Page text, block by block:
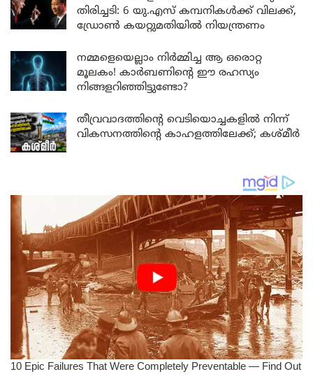
തിരിച്ചടി: 6 യു.എസ് കമ്പനികൾക്ക് വിലക്ക്,
ഡ്രോൺ കയറ്റുമതിയിൽ നിയന്ത്രണം
നമ്മളെയെല്ലാം നിർമ്മിച്ച ആ ഒരൊറ്റ
മൂലകം! കാർബണിന്റെ ഈ രഹസ്യം
നിങ്ങളറിഞ്ഞിട്ടുണ്ടോ?
തീവ്രവാദത്തിന്റെ വെടിയൊച്ചകളിൽ നിന്ന്
വികസനത്തിന്റെ കാഹളത്തിലേക്ക്; കശ്മീർ